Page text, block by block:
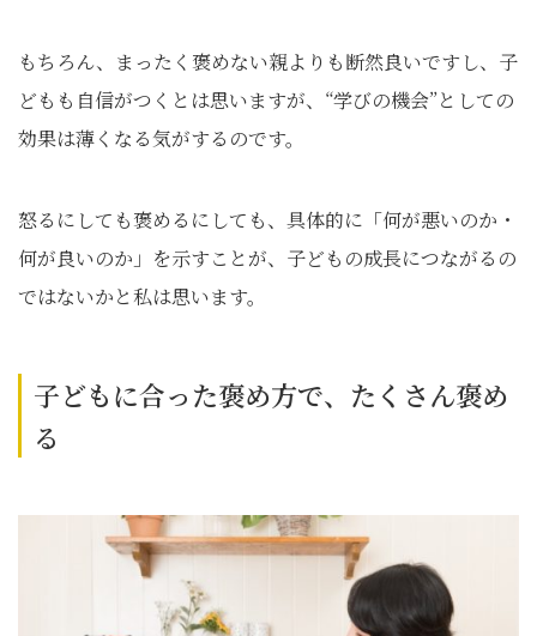
もちろん、まったく褒めない親よりも断然良いですし、子
どもも自信がつくとは思いますが、“学びの機会”としての
効果は薄くなる気がするのです。
怒るにしても褒めるにしても、具体的に「何が悪いのか・
何が良いのか」を示すことが、子どもの成長につながるの
ではないかと私は思います。
子どもに合った褒め方で、たくさん褒め
る